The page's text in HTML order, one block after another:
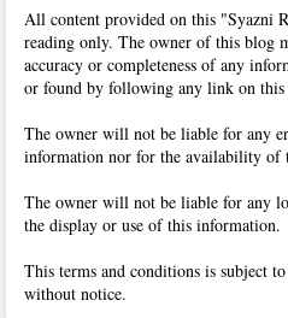
All content provided on this "Syazni
reading only. The owner of this blog
accuracy or completeness of any
or found by following any link on this
The owner will not be liable for any
information nor for the availability of
The owner will not be liable for any
the display or use of this information.
This terms and conditions is subject
without notice.